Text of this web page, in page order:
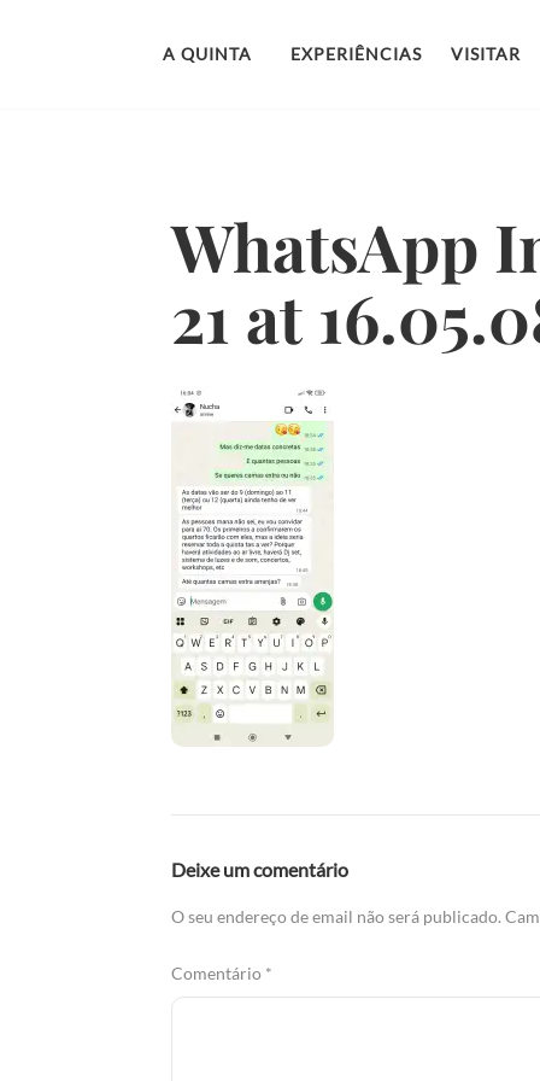
A QUINTA EXPERIÊNCIAS VISITAR
WhatsApp
21 at
Deixe um comentário
O seu endereço de email não será publicado.
Comentário *